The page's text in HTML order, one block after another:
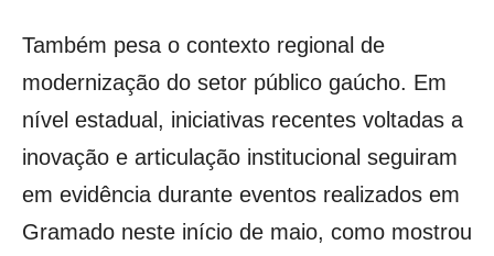
Também pesa o contexto regional de
modernização do setor público gaúcho. Em
nível estadual, iniciativas recentes voltadas a
inovação e articulação institucional seguiram
em evidência durante eventos realizados em
Gramado neste início de maio, como mostrou